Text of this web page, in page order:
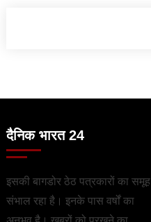
दैनिक भारत 24
इसकी बागडोर ठेठ पत्रकारों का समूह
संभाल रहा है। इनके पास वर्षों का